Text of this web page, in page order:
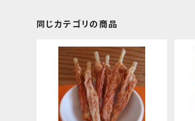
同じカテゴリの商品